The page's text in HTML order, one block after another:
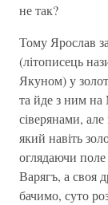
не так?
Тому Ярослав
(літописець
Якуном) у
та йде з ним на
сіверянами,
який навіть
оглядаючи
Варягъ, а своя
бачимо, суто